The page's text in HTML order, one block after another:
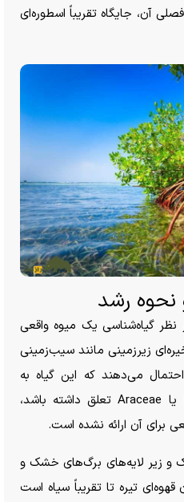
آن، جایگاه تقریباً اسطوره‌ای
نحوه رشد
نظر گیاه‌شناسی یک میوه واقعی
زیرزمینی مانند سیب‌زمینی
می‌دهند که این گیاه به
خانواده‌ی نادر Dioscoreaceae یا Araceae تعلق داشته باشد،
برای آن ارائه نشده است.
و زیر لایه‌های برگ‌های خشک و
تیره تا تقریباً سیاه است